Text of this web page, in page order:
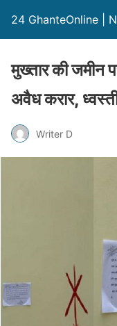
24 GhanteOnline |
मुख्तार की जमीन
अवैध करार,
Writer D